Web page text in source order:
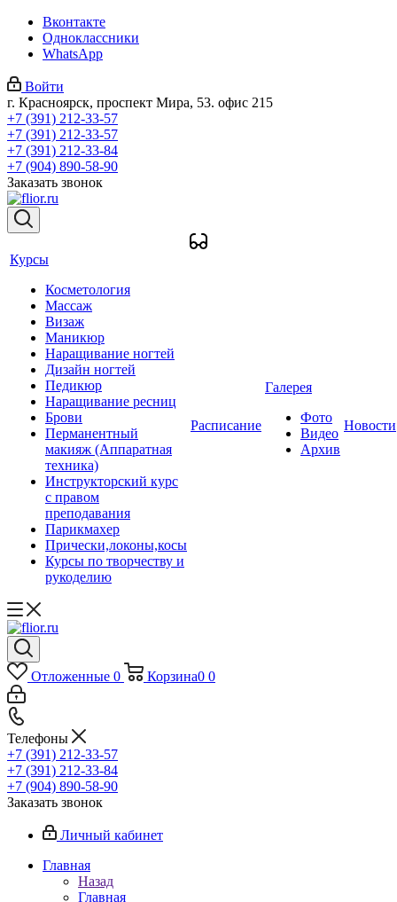
Вконтакте
Одноклассники
WhatsApp
Войти
г. Красноярск, проспект Мира, 53. офис 215
+7 (391) 212-33-57
+7 (391) 212-33-57
+7 (391) 212-33-84
+7 (904) 890-58-90
Заказать звонок
Курсы
Косметология
Массаж
Визаж
Маникюр
Наращивание ногтей
Дизайн ногтей
Педикюр
Наращивание ресниц
Брови
Перманентный
макияж (Аппаратная
техника)
Инструкторский курс
с правом
преподавания
Парикмахер
Прически,локоны,косы
Курсы по творчеству и
рукоделию
Расписание
Галерея
Фото
Видео
Архив
Новости
Отложенные 0 Корзина0 0
Телефоны
+7 (391) 212-33-57
+7 (391) 212-33-84
+7 (904) 890-58-90
Заказать звонок
Личный кабинет
Главная
Назад
Главная